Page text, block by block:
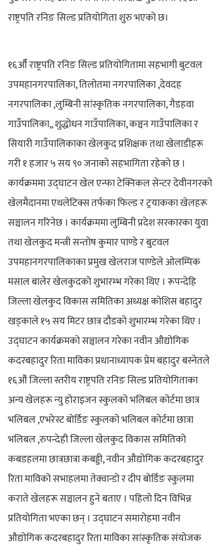
राष्ट्रपति रनिङ सिल्ड प्रतियोगिता शुरु भएको छ।
१६औँ राष्ट्रपति रनिङ सिल्ड प्रतियोगितामा सहभागी बुटवल
उपमहानगरपालिका, तिलोतमा नगरपालिका ,देवदह
नगरपालिका ,लुम्बिनी सांस्कृतिक नगरपालिका, गैडहवा
गाउँपालिका,, शुद्धोधन गाउँपालिका, कञ्चन गाउँपालिका र
सियारी गाउँपालिकाका खेलकुद प्रशिक्षक तथा खेलाडीहरू
गरी १ हजार ५ सय ९० जनाको सहभागिता रहेको छ ।
कार्यक्रममा उद्घाटन खेल एन्फा टेक्निकल सेन्टर देवीनगरको
खेलमैदानमा एथलेटिक्स तर्फका फिल्ड र ट्रयाकका खेलहरू
सञ्चालन गरिनेछ । कार्यक्रममा लुम्बिनी प्रदेश सरकारका युवा
तथा खेलकुद मन्त्री सन्तोष कुमार पाण्डे र बुटवल
उपमहानगरपालिकाका प्रमुख खेलराज पाण्डेले ओलम्पिक
मसाल बालेर खेलकुदको शुभारम्भ गरेका थिए । रूपन्देहि
जिल्ला खेलकुद विकास समितिका अध्यक्ष कोशिस बहादुर
खड्काले १५ सय मिटर छात्र दौडको शुभारम्भ गरेका थिए ।
उद्घाटन कार्यक्रमको सञ्चालन गरेका नवीन औद्योगिक
कदरबहादुर रिता माविका प्रधानाध्यापक प्रेम बहादुर बस्नेतले
१६औं जिल्ला स्तरीय राष्ट्रपति रनिङ सिल्ड प्रतियोगिताका
अन्य खेलहरू न्यु होराइजन स्कुलको भलिबल कोर्टमा छात्र
भलिबल ,एभरेस्ट बोर्डिङ स्कुलको भलिबल कोर्टमा छात्रा
भलिबल ,रुपन्देही जिल्ला खेलकुद विकास समितिको
कबडहलमा छात्रछात्रा कबड्डी, नवीन औद्योगिक कदरबहादुर
रिता माविको सभाहलमा तेक्वान्डो र दीप बोर्डिङ स्कुलमा
कराते खेलहरू सञ्चालन हुने बताए । पहिलो दिन विभिन्न
प्रतियोगिता भएका छन् । उद्घाटन समारोहमा नवीन
औद्योगिक कदरबहादुर रिता माविका सांस्कृतिक संयोजक